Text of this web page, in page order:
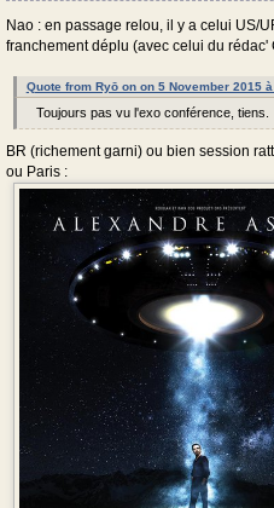
Nao : en passage relou, il y a celui US/
franchement déplu (avec celui du rédac'
Quote from Ryō on on 5 November 2015
Toujours pas vu l'exo conférence, tiens.
BR (richement garni) ou bien session
ou Paris :